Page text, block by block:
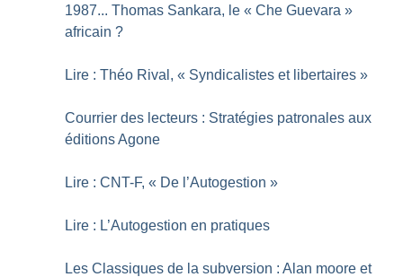
1987... Thomas Sankara, le « Che Guevara »
africain ?
Lire : Théo Rival, « Syndicalistes et libertaires »
Courrier des lecteurs : Stratégies patronales aux
éditions Agone
Lire : CNT-F, « De l’Autogestion »
Lire : L’Autogestion en pratiques
Les Classiques de la subversion : Alan moore et